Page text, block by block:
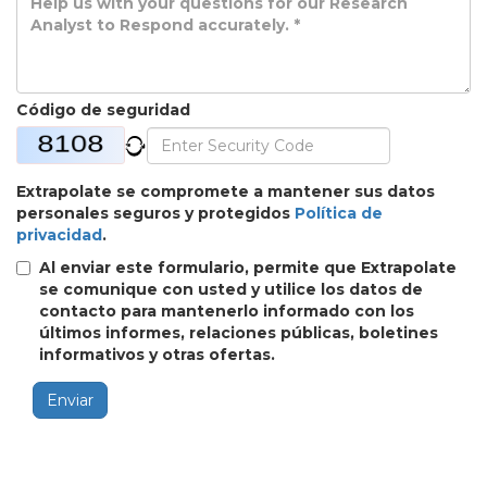
Código de seguridad
Extrapolate se compromete a mantener sus datos
personales seguros y protegidos Política de
privacidad.
Al enviar este formulario, permite que Extrapolate
se comunique con usted y utilice los datos de
contacto para mantenerlo informado con los
últimos informes, relaciones públicas, boletines
informativos y otras ofertas.
Enviar